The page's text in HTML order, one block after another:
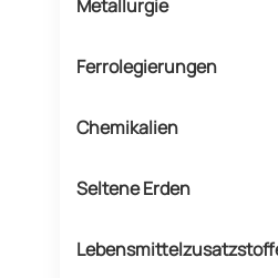
Metallurgie
Ferrolegierungen
Chemikalien
Seltene Erden